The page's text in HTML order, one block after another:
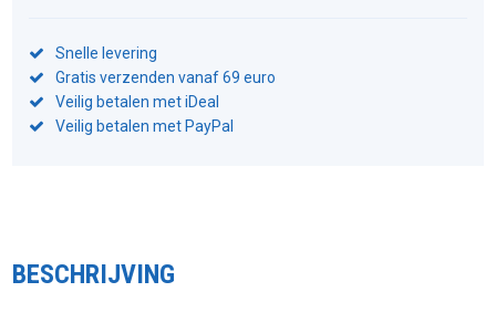
Snelle levering
Gratis verzenden vanaf 69 euro
Veilig betalen met iDeal
Veilig betalen met PayPal
BESCHRIJVING